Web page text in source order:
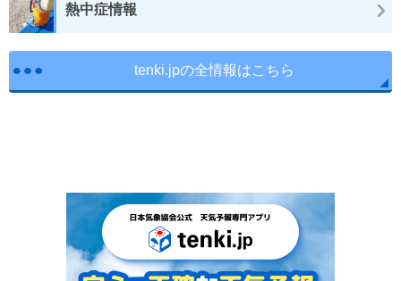
熱中症情報
tenki.jpの全情報はこちら